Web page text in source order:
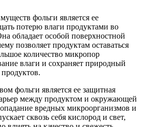
фольги является ее
потерю влаги продуктами во
обладает особой поверхностной
позволяет продуктам оставаться
количество микропор
влаги и сохраняет природный
фольги является ее защитная
между продуктом и окружающей
вредных микроорганизмов и
сквозь себя кислород и свет,